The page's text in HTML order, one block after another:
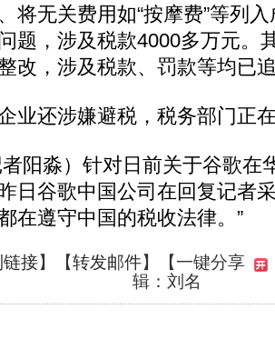
将无关费用如“按摩费”等列
题，涉及税款4000多万元。
改，涉及税款、罚款等均已
还涉嫌避税，税务部门正
淼）针对日前关于谷歌在
日谷歌中国公司在回复记者
在遵守中国的税收法律。”
接】【转发邮件】
【一键分享
辑：刘名